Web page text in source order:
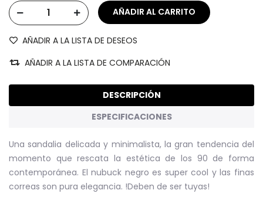
AÑADIR A LA LISTA DE DESEOS
AÑADIR A LA LISTA DE COMPARACIÓN
DESCRIPCIÓN
ESPECIFICACIONES
Una sandalia delicada y minimalista, la gran tendencia del
momento que rescata la estética de los 90 de forma
contemporánea. El nubuck negro es super cool y las finas
correas son pura elegancia. !Deben de ser tuyas!